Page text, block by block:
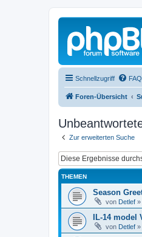
Schnellzugriff FAQ
Foren-Übersicht
Zur erweiterten Suche
THEMEN
Season
von Detlef »
IL-14 model
von Detlef »